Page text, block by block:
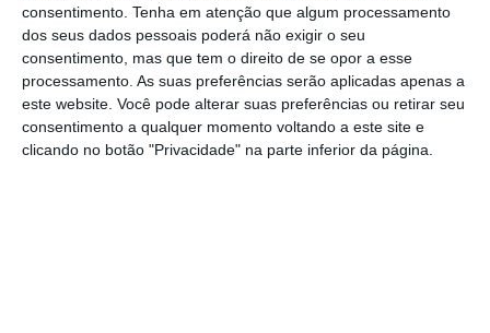
consentimento. Tenha em atenção que algum processamento
dos seus dados pessoais poderá não exigir o seu
consentimento, mas que tem o direito de se opor a esse
processamento. As suas preferências serão aplicadas apenas a
este website. Você pode alterar suas preferências ou retirar seu
consentimento a qualquer momento voltando a este site e
clicando no botão "Privacidade" na parte inferior da página.
levou, mais tarde, a “arrepender-se”.
“Chairman” do BM há três anos, a pegada
histórica que marca a sua liderança, após ter
gasto seis milhões na concepção dum Plano de
Transformação para o banco, foi a criação do